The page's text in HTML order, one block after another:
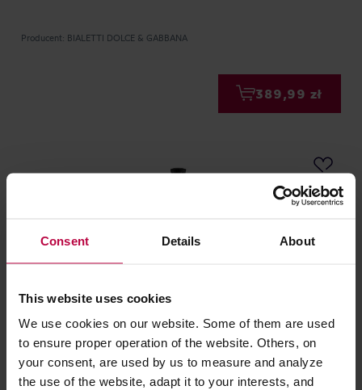
Consent Details About
This website uses cookies
We use cookies on our website. Some of them are used
to ensure proper operation of the website. Others, on
your consent, are used by us to measure and analyze
the use of the website, adapt it to your interests, and
Producent: BIALETTI DOLCE & GABBANA
389,99 zł
Bialetti Moka Express 6tz